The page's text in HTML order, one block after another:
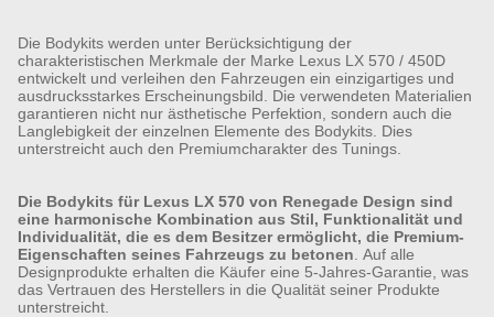
Die Bodykits werden unter Berücksichtigung der
charakteristischen Merkmale der Marke Lexus LX 570 / 450D
entwickelt und verleihen den Fahrzeugen ein einzigartiges und
ausdrucksstarkes Erscheinungsbild. Die verwendeten Materialien
garantieren nicht nur ästhetische Perfektion, sondern auch die
Langlebigkeit der einzelnen Elemente des Bodykits. Dies
unterstreicht auch den Premiumcharakter des Tunings.
Die Bodykits für Lexus LX 570 von Renegade Design sind
eine harmonische Kombination aus Stil, Funktionalität und
Individualität, die es dem Besitzer ermöglicht, die Premium-
Eigenschaften seines Fahrzeugs zu betonen . Auf alle
Designprodukte erhalten die Käufer eine 5-Jahres-Garantie, was
das Vertrauen des Herstellers in die Qualität seiner Produkte
unterstreicht.